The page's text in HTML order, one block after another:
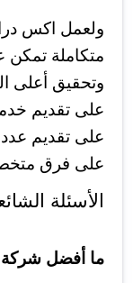
ولعمل اكس
متكاملة تمكن
وتحقيق أعلى
على تقديم
على تقديم
على فرق
الأسئلة
ما أفضل شركة